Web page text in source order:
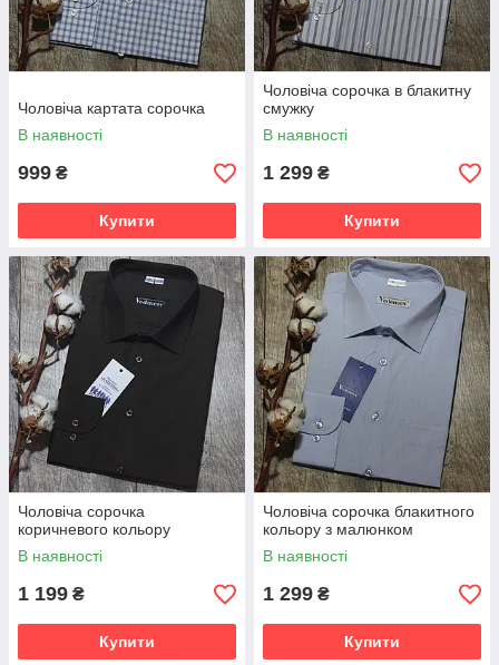
Чоловіча картата сорочка
В наявності
999 ₴
Купити
Чоловіча сорочка в блакитну
смужку
В наявності
1 299 ₴
Купити
Чоловіча сорочка
коричневого кольору
В наявності
1 199 ₴
Купити
Чоловіча сорочка блакитного
кольору з малюнком
В наявності
1 299 ₴
Купити